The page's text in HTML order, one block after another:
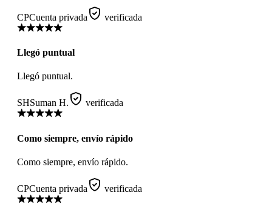
CPCuenta privada verificada
Llegó puntual
Llegó puntual.
SHSuman H. verificada
Como siempre, envío rápido
Como siempre, envío rápido.
CPCuenta privada verificada